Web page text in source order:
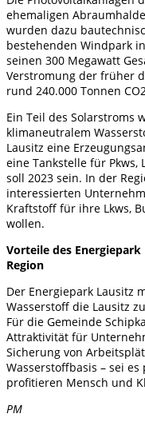
ehemaligen
wurden dazu
bestehenden Windpark
seinen 300 Megawatt
Verstromung der früher
rund 240.000 Tonnen
Ein Teil des Solarstroms
klimaneutralem
Lausitz eine
eine Tankstelle für Pkws,
soll 2023 sein. In der
interessierten
Kraftstoff für ihre Lkws,
wollen.
Vorteile des
Region
Der Energiepark Lausitz
Wasserstoff die Lausitz
Für die Gemeinde
Attraktivität für
Sicherung von
Wasserstoffbasis – sei
profitieren Mensch und
PM